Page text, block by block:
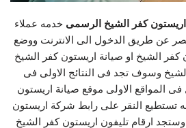
كفر الشيخ الرسمى خدمه عملاء
عن طريق الدخول الى الانترنت ووضع
كفر الشيخ او صيانة اريستون كفر الشيخ
وسوف تجد فى النتائج الاولى فى
المواقع الاولى موقع صيانة اريستون
تستطيع النقر على رابط شركة اريستون
ارقام تليفون اريستون كفر الشيخ